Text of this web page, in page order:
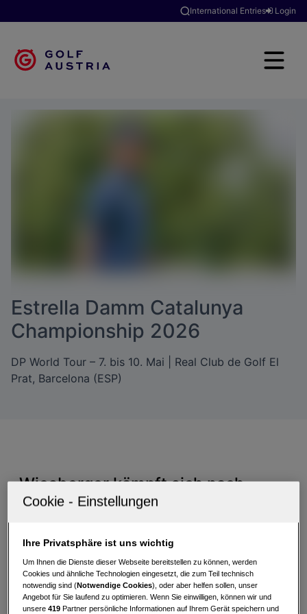
International Entries Login
Estrella Damm Catalunya
Championship 2026
DP World Tour – 7. bis 10. Mai | Real Club de Golf El
Prat, Barcelona (ESP)
Wiesberger kämpft sich nach
starkem Finish in die Top 30
Damm Catalunya Championship 2026
Woche im traditionsreichenReal Club de Golf El
Pratmit unterschiedlichen Vorzeichen. Während
Bernd Wiesbergerdank einer starken
Ihre Privatsphäre ist uns wichtig
Um Ihnen die Dienste dieser Webseite bereitstellen zu können, werden
Cookies und ähnliche Technologien eingesetzt, die zum Teil technisch
notwendig sind (Notwendige Cookies), oder aber helfen sollen, unser
Angebot für Sie laufend zu optimieren. Wenn Sie einwilligen, können wir und
unsere419 Partner persönliche Informationen auf Ihrem Gerät speichern und